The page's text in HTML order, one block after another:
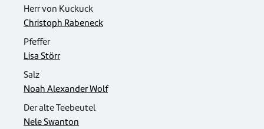
Herr von Kuckuck
Christoph Rabeneck
Pfeffer
Lisa Störr
Salz
Noah Alexander Wolf
Der alte Teebeutel
Nele Swanton